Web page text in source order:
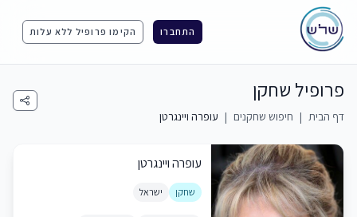
התחברו הקימו פרופיל ללא עלות
פרופיל שחקן
דף הבית | חיפוש שחקנים | עופרה ויינגרטן
עופרה ויינגרטן
שחקן ישראל